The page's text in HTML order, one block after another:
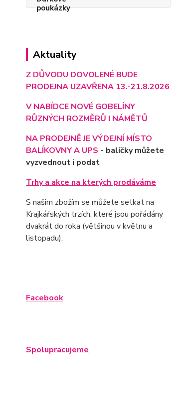
Aktuality
Z DŮVODU DOVOLENÉ BUDE
PRODEJNA UZAVŘENA 13.-21.8.2026
V NABÍDCE NOVÉ GOBELÍNY
RŮZNÝCH ROZMĚRŮ I NÁMĚTŮ
NA PRODEJNĚ JE VÝDEJNÍ MÍSTO
BALÍKOVNY A UPS - balíčky můžete
vyzvednout i podat
Trhy a akce na kterých prodáváme
S našim zbožím se můžete setkat na
Krajkářských trzích, které jsou pořádány
dvakrát do roka (většinou v květnu a
listopadu).
Facebook
Spolupracujeme